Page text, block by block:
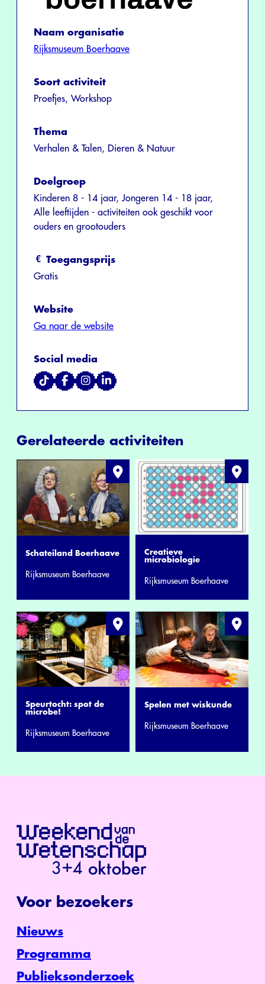
Naam organisatie
Rijksmuseum Boerhaave
Soort activiteit
Proefjes, Workshop
Thema
Verhalen & Talen, Dieren & Natuur
Doelgroep
Kinderen 8 - 14 jaar, Jongeren 14 - 18 jaar,
Alle leeftijden - activiteiten ook geschikt voor
ouders en grootouders
Toegangsprijs
Gratis
Website
Ga naar de website
Social media
Gerelateerde activiteiten
Schateiland Boerhaave
Rijksmuseum Boerhaave
Creatieve
microbiologie
Rijksmuseum Boerhaave
Speurtocht: spot de
microbe!
Rijksmuseum Boerhaave
Spelen met wiskunde
Rijksmuseum Boerhaave
Voor bezoekers
Nieuws
Programma
Publieksonderzoek